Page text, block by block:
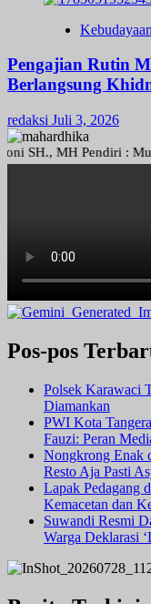
Kebudayaan
Pengajian Rutin
Berlangsung
redaksi Juli 3, 2026
MH Pendiri :
Pos-pos
Polsek Karawaci
Diamankan
PWI Kota
Fauzi: Peran
Nongkrong Enak
Resto Aja Pasti
Lapak Pedagang
Kemacetan dan
Suwandi Resmi
Warga Deklarasi